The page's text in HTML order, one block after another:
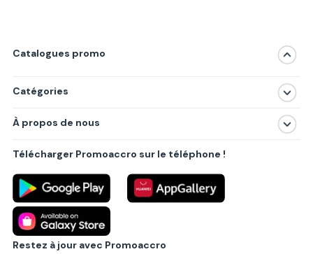
Catalogues promo
Catégories
Produits
Villes principales
À propos de nous
Politique de confidentialité
Règlements
Partenariat B2B
Blog
Contact
Télécharger Promoaccro sur le téléphone !
Restez à jour avec Promoaccro